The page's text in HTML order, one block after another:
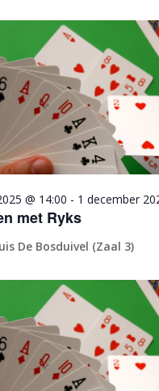
met Ryks
@ 14:00 - 1 december
De Bosduivel (Zaal 3)